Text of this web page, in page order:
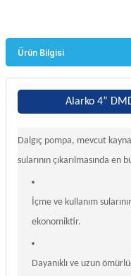
Ürün Bilgisi
Alarko 4”
Dalgıç pompa, mevcut
sularının çıkarılmasında en
İçme ve kullanım
ekonomiktir.
Dayanıklı ve uzun